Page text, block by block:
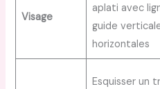
Visage
aplati avec
guide
horizontales
Esquisser un